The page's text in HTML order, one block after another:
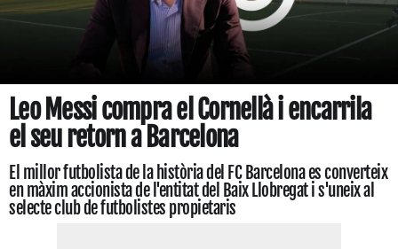
Leo Messi compra el Cornellà i encarrila
el seu retorn a Barcelona
El millor futbolista de la història del FC Barcelona es converteix
en màxim accionista de l'entitat del Baix Llobregat i s'uneix al
selecte club de futbolistes propietaris